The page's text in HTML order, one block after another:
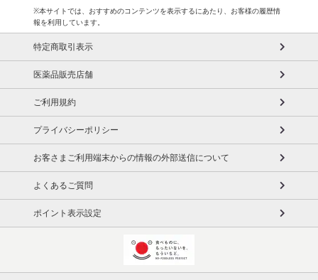
※本サイトでは、おすすめのコンテンツを表示するにあたり、お客様の履歴情
報を利用しています。
特定商取引表示
医薬品販売店舗
ご利用規約
プライバシーポリシー
お客さまご利用端末からの情報の外部送信について
よくあるご質問
ポイント表示設定